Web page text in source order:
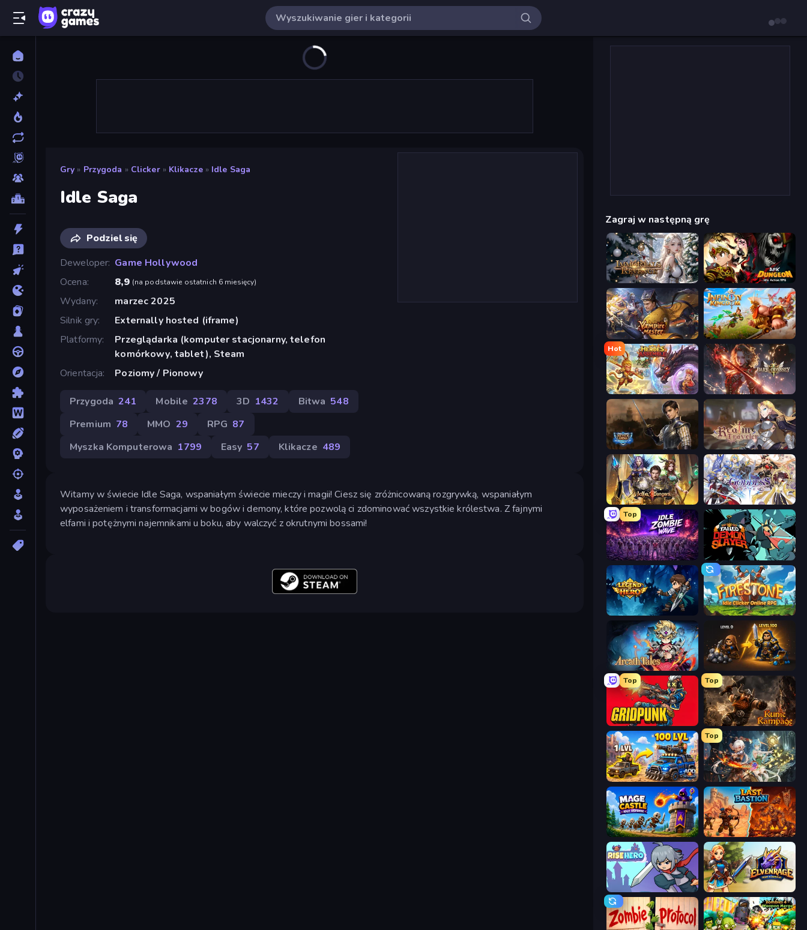
Gry » Przygoda » Clicker » Klikacze » Idle Saga
Idle Saga
Podziel się
Deweloper Game Hollywood
Ocena
8,9 (na podstawie ostatnich 6 miesięcy)
Wydany
marzec 2025
Silnik gry
Externally hosted (iframe)
Platformy
Przeglądarka (komputer stacjonarny, telefon
komórkowy, tablet), Steam
Orientacja
Poziomy / Pionowy
Przygoda 241 Mobile 2378 3D 1432 Bitwa 548
Premium 78 MMO 29 RPG 87
Myszka Komputerowa 1799 Easy 57 Klikacze 489
Witamy w świecie Idle Saga, wspaniałym świecie mieczy i magii! Ciesz się zróżnicowaną rozgrywką, wspaniałym
wyposażeniem i transformacjami w bogów i demony, które pozwolą ci zdominować wszystkie królestwa. Z fajnymi
elfami i potężnymi najemnikami u boku, aby walczyć z okrutnymi bossami!
Zagraj w następną grę
Immortals Revenge AFK Dungeon: Idle Action RPG
Vampire Master Infinity Kingdom
Hot
Heroes Assemble Dark Odyssey
Battle Arena Realm Traveler
Idle Dangers Goddess Connect
Top
Idle Zombie Wave: Survivors Tailed Demon Slayer
Legend of Hero Firestone – Idle Clicker Online RPG
Arcath Tales Gothic Story RPG
Top Top
Runic Rampage
AOD - Art Of Defense
Top
Crystal Saga: Nova
Mage Castle Idle Defense Last Bastion
Rise Hero Elvenrage